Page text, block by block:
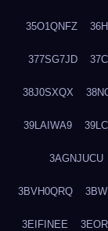
35O1QNFZ
377SG7JD
38J0SXQX
39LAIWA9
3AGNJUCU
3BVH0QRQ
3EIFINEE